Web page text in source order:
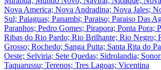
Nova America; Nova Andradina; Nova Jales;
Sul; Paiaguas; Panambi; Paraiso; Paraiso Das
Paranhos; Pedro Gomes; Pirapora; Ponta Pora;
Ribas do Rio Pardo; Rio Brilhante; Rio Negro;
Grosso; Rochedo; Sanga Puita; Santa Rita do
Oeste; Selviria; Sete Quedas; Sidrolandia;
Taquarussu; Terenos; Tres Lagoas; Vicentina